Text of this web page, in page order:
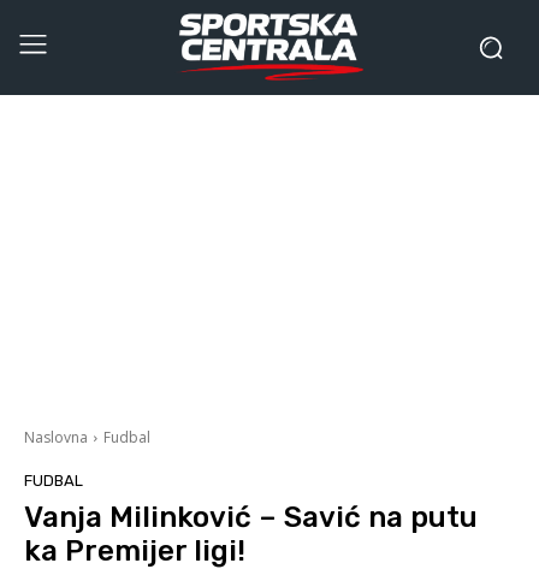
Naslovna Fudbal
FUDBAL
Vanja Milinković – Savić na putu
ka Premijer ligi!